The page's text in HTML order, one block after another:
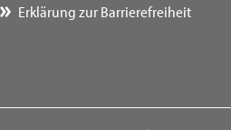
Erklärung zur Barrierefreiheit